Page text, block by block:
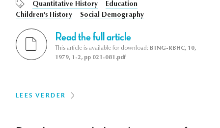
Quantitative History
Education
Children's History
Social Demography
Read the full article
This article is available for download: BTNG-RBHC, 10,
1979, 1-2, pp 021-081.pdf
LEES VERDER